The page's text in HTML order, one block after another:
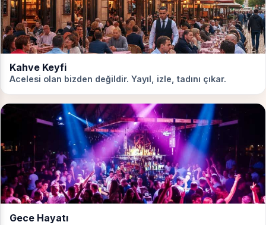
Kahve Keyfi
Acelesi olan bizden değildir. Yayıl, izle, tadını çıkar.
Gece Hayatı